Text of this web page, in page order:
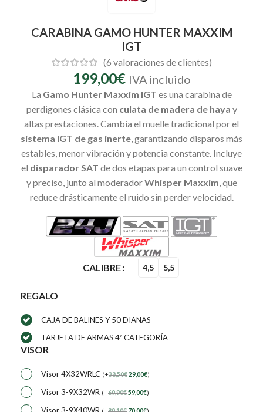
CARABINA GAMO HUNTER MAXXIM
IGT
(6 valoraciones de clientes)
199,00€ IVA incluido
La Gamo Hunter Maxxim IGT es una carabina de
perdigones clásica con culata de madera de haya y
altas prestaciones. Cambia el muelle tradicional por el
sistema IGT de gas inerte , garantizando disparos más
estables, menor vibración y potencia constante. Incluye
el disparador SAT de dos etapas para un control suave
y preciso, junto al moderadorWhisper Maxxim , que
reduce drásticamente el ruido sin perder velocidad.
CALIBRE 4,5 5,5
REGALO
CAJA DE BALINES Y 50 DIANAS
TARJETA DE ARMAS 4ª CATEGORÍA
VISOR
Visor 4X32WRLC (+38,50€29,00€)
Visor 3-9X32WR (+69,90€59,00€)